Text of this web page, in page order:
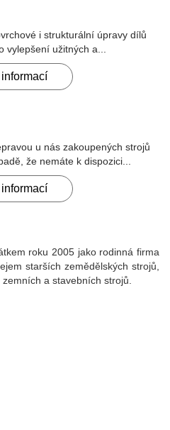
i strukturální úpravy dílů
užitných a...
u nás zakoupených strojů
že nemáte k dispozici...
roku 2005 jako rodinná firma
starších zemědělských strojů,
a stavebních strojů.